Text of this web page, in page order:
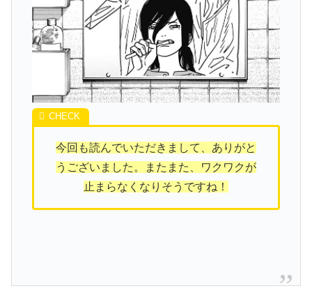
今回も読んでいただきまして、ありがと
うございました。またまた、ワクワクが
止まらなくなりそうですね！